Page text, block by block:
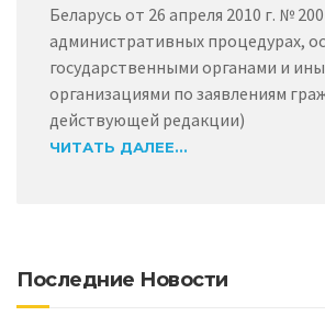
Беларусь от 26 апреля 2010 г. №
административных процедурах,
государственными органами и
организациями по заявлениям
действующей редакции)
ЧИТАТЬ ДАЛЕЕ...
Последние Новости